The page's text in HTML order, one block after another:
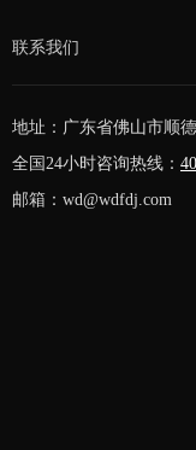
联系我们
地址：广东省佛山市顺
全国24小时咨询热线：
邮箱：wd@wdfdj.com